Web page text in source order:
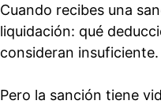
Cuando recibes una
liquidación: qué
consideran insuficiente.
Pero la sanción tiene